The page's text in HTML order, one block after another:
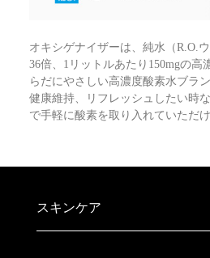
オキシゲナイザーは、純水（R.O.
36倍、1リットルあたり150mgの高
らだにやさしい高濃度酸素水ブラ
健康維持、リフレッシュしたい時
で手軽に酸素を取り入れていただけ
スキンケア